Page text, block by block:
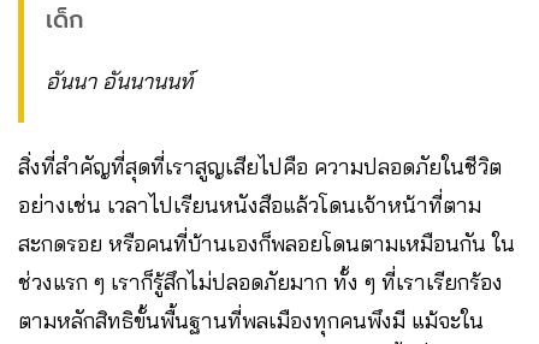
เด็ก
อันนา อันนานนท์
สิ่งที่สำคัญที่สุดที่เราสูญเสียไปคือ ความปลอดภัยในชีวิต
อย่างเช่น เวลาไปเรียนหนังสือแล้วโดนเจ้าหน้าที่ตาม
สะกดรอย หรือคนที่บ้านเองก็พลอยโดนตามเหมือนกัน ใน
ช่วงแรก ๆ เราก็รู้สึกไม่ปลอดภัยมาก ทั้ง ๆ ที่เราเรียกร้อง
ตามหลักสิทธิขั้นพื้นฐานที่พลเมืองทุกคนพึงมี แม้จะใน